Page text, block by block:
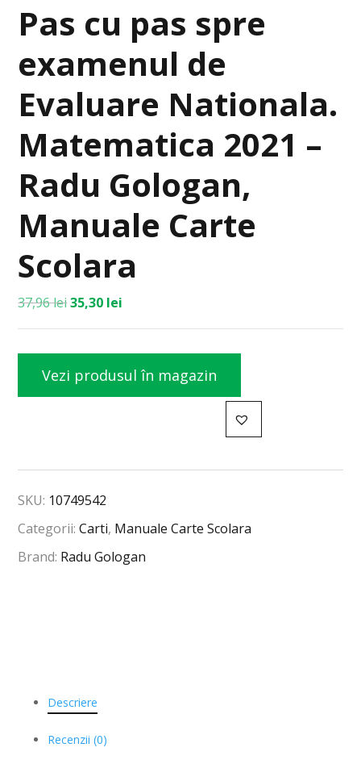
Pas cu pas spre
examenul de
Evaluare Nationala.
Matematica 2021 –
Radu Gologan,
Manuale Carte
Scolara
37,96lei35,30 lei
Vezi produsul în magazin
SKU: 10749542
Categorii:Carti, Manuale Carte Scolara
Brand: Radu Gologan
Descriere
Recenzii (0)